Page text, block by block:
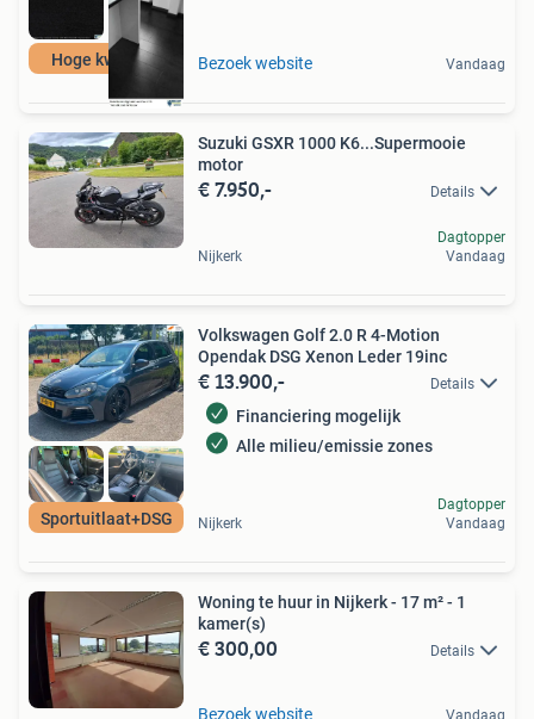
Hoge kwaliteit Bezoek website Vandaag
Suzuki GSXR 1000 K6...Supermooie
motor
€ 7.950,- Details
Nijkerk
Dagtopper
Vandaag
Sportuitlaat+DSG
Volkswagen Golf 2.0 R 4-Motion
Opendak DSG Xenon Leder 19inc
€ 13.900,- Details
Financiering mogelijk
Alle milieu/emissie zones
Nijkerk
Dagtopper
Vandaag
Woning te huur in Nijkerk - 17 m² - 1
kamer(s)
€ 300,00 Details
Bezoek website